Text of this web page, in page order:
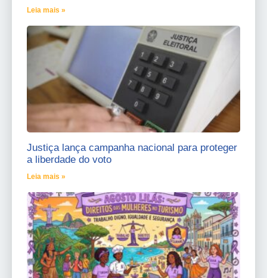
Leia mais »
Justiça lança campanha nacional para proteger
a liberdade do voto
Leia mais »